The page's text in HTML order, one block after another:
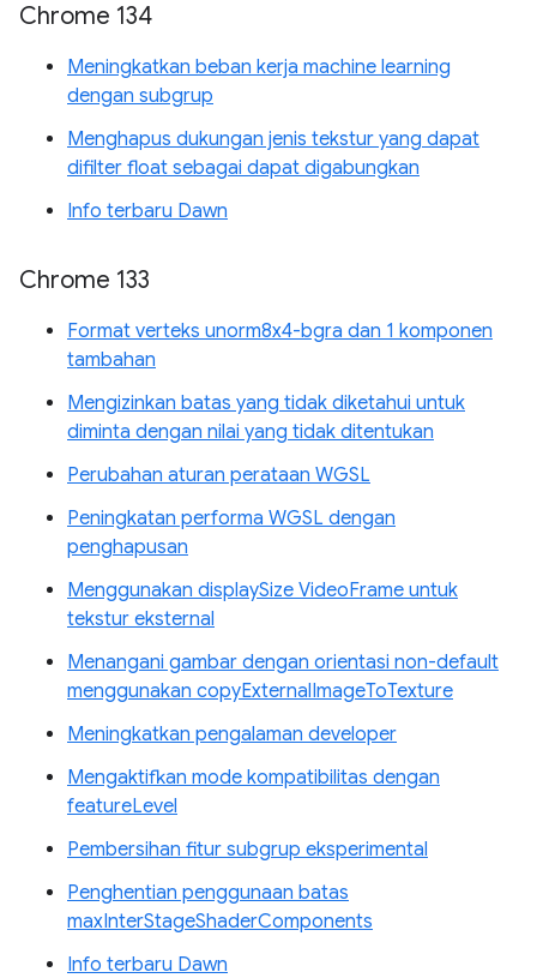
Chrome 134
Meningkatkan beban kerja machine learning
dengan subgrup
Menghapus dukungan jenis tekstur yang dapat
difilter float sebagai dapat digabungkan
Info terbaru Dawn
Chrome 133
Format verteks unorm8x4-bgra dan 1 komponen
tambahan
Mengizinkan batas yang tidak diketahui untuk
diminta dengan nilai yang tidak ditentukan
Perubahan aturan perataan WGSL
Peningkatan performa WGSL dengan
penghapusan
Menggunakan displaySize VideoFrame untuk
tekstur eksternal
Menangani gambar dengan orientasi non-default
menggunakan copyExternalImageToTexture
Meningkatkan pengalaman developer
Mengaktifkan mode kompatibilitas dengan
featureLevel
Pembersihan fitur subgrup eksperimental
Penghentian penggunaan batas
maxInterStageShaderComponents
Info terbaru Dawn